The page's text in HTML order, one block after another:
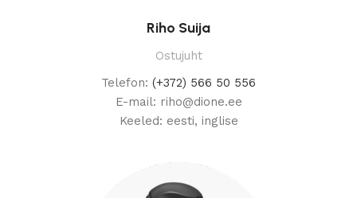
Riho Suija
Ostujuht
Telefon: (+372) 566 50 556
E-mail: riho@dione.ee
Keeled: eesti, inglise